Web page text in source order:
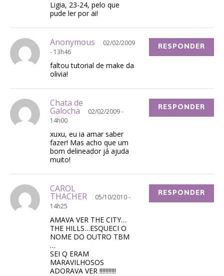
Ligia, 23-24, pelo que
pude ler por ai!
Anonymous
02/02/2009
- 13h46
faltou tutorial de make da
olivia!
RESPONDER
Chata de
Galocha
02/02/2009 -
14h00
xuxu, eu ia amar saber
fazer! Mas acho que um
bom delineador já ajuda
muito!
RESPONDER
CAROL
THACHER
05/10/2010 -
14h25
AMAVA VER THE CITY…
THE HILLS…ESQUECI O
NOME DO OUTRO TBM
…
SEI Q ERAM
MARAVILHOSOS
ADORAVA VER !!!!!!!!!!!
RESPONDER